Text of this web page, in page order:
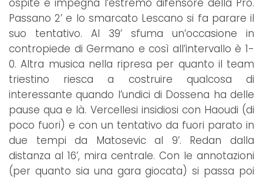
Passano 2’ e lo smarcato Lescano si fa parare il
suo tentativo. Al 39’ sfuma un’occasione in
contropiede di Germano e così all’intervallo è 1-
0. Altra musica nella ripresa per quanto il team
triestino riesca a costruire qualcosa di
interessante quando l’undici di Dossena ha delle
pause qua e là. Vercellesi insidiosi con Haoudi (di
poco fuori) e con un tentativo da fuori parato in
due tempi da Matosevic al 9’. Redan dalla
distanza al 16’, mira centrale. Con le annotazioni
(per quanto sia una gara giocata) si passa poi